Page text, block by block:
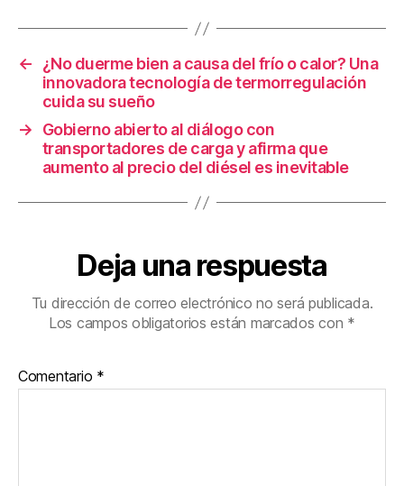
o
o
k
tir
←
¿No duerme bien a causa del frío o calor? Una
innovadora tecnología de termorregulación
cuida su sueño
→
Gobierno abierto al diálogo con
transportadores de carga y afirma que
aumento al precio del diésel es inevitable
Deja una respuesta
Tu dirección de correo electrónico no será publicada.
Los campos obligatorios están marcados con *
Comentario *